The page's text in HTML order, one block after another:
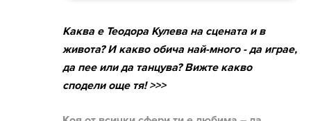
Каква е Теодора Кулева на сцената и в
живота? И какво обича най-много - да играе,
да пее или да танцува? Вижте какво
сподели още тя! >>>